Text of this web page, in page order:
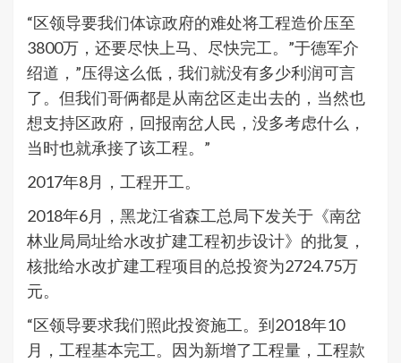
“区领导要我们体谅政府的难处将工程造价压至
3800万，还要尽快上马、尽快完工。”于德军介
绍道，”压得这么低，我们就没有多少利润可言
了。但我们哥俩都是从南岔区走出去的，当然也
想支持区政府，回报南岔人民，没多考虑什么，
当时也就承接了该工程。”
2017年8月，工程开工。
2018年6月，黑龙江省森工总局下发关于《南岔
林业局局址给水改扩建工程初步设计》的批复，
核批给水改扩建工程项目的总投资为2724.75万
元。
“区领导要求我们照此投资施工。到2018年10
月，工程基本完工。因为新增了工程量，工程款